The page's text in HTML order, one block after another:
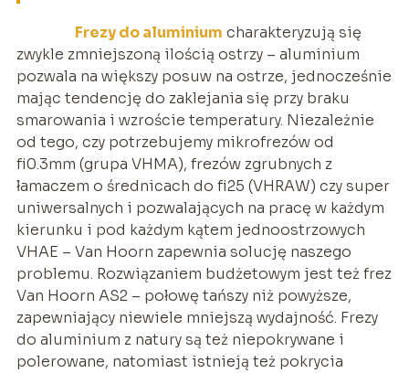
Frezy do aluminium charakteryzują się
zwykle zmniejszoną ilością ostrzy – aluminium
pozwala na większy posuw na ostrze, jednocześnie
mając tendencję do zaklejania się przy braku
smarowania i wzroście temperatury. Niezależnie
od tego, czy potrzebujemy mikrofrezów od
fi0.3mm (grupa VHMA), frezów zgrubnych z
łamaczem o średnicach do fi25 (VHRAW) czy super
uniwersalnych i pozwalających na pracę w każdym
kierunku i pod każdym kątem jednoostrzowych
VHAE – Van Hoorn zapewnia solucję naszego
problemu. Rozwiązaniem budżetowym jest też frez
Van Hoorn AS2 – połowę tańszy niż powyższe,
zapewniający niewiele mniejszą wydajność. Frezy
do aluminium z natury są też niepokrywane i
polerowane, natomiast istnieją też pokrycia